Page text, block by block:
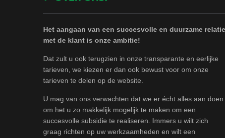
Het aangaan van een succesvolle en duurzame relatie
met de klant is onze ambitie!
Dat zult u ook terugzien in onze transparante en eerlijke
tarieven, we kiezen er dan ook bewust voor om onze
tarieven te delen op de website.
U mag van ons verwachten dat we er écht alles aan doen
om het u zo makkelijk mogelijk te maken om een
succesvolle subsidie te realiseren. Immers u wilt zich
graag richten op uw werkzaamheden en wilt een